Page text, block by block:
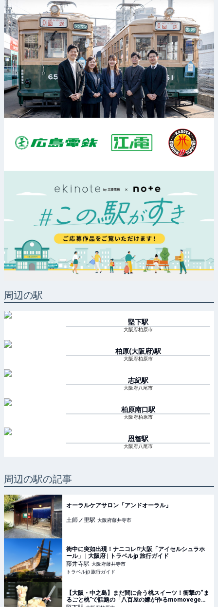
周辺の駅
堅下駅
大阪府柏原市
柏原(大阪府)駅
大阪府柏原市
志紀駅
大阪府八尾市
柏原南口駅
大阪府柏原市
恩智駅
大阪府八尾市
周辺の駅の記事
オーラルケアサロン「アンドオーラル」
土師ノ里駅 大阪府藤井寺市
街中に突如出現！ナニコレ!?大阪「アイセルシュラホ
ール」 | 大阪府 | トラベルjp 旅行ガイド
藤井寺駅 大阪府藤井寺市
トラベルjp 旅行ガイド
【大阪・中之島】まだ間に合う桃スイーツ！衝撃の“ま
るごと桃”で話題の「八百屋の嫁が作るmomovege」